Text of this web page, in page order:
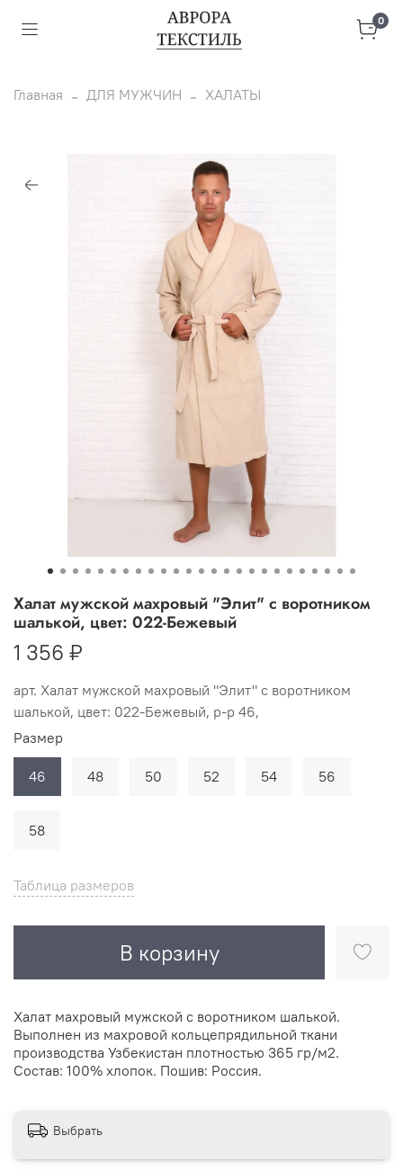
0
Главная ДЛЯ МУЖЧИН ХАЛАТЫ
арт. Халат мужской махровый "Элит" с воротником
шалькой, цвет: 022-Бежевый, р-р 46,
Халат мужской махровый "Элит" с воротником
шалькой, цвет: 022-Бежевый
1 356 ₽
Таблица размеров
В корзину
Размер
46 48 50 52 54 56
58
Халат махровый мужской с воротником шалькой.
Выполнен из махровой кольцепрядильной ткани
производства Узбекистан плотностью 365 гр/м2.
Состав: 100% хлопок. Пошив: Россия.
Выбрать